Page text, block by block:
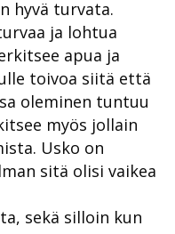
hyvä turvata.
ja lohtua
apua ja
toivoa siitä että
oleminen tuntuu
myös jollain
Usko on
sitä olisi vaikea
sekä silloin kun